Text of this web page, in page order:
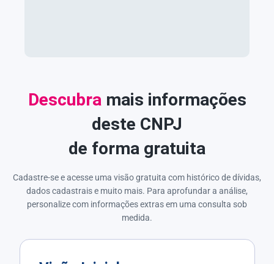
Descubramais informações
deste CNPJ
de forma gratuita
Cadastre-se e acesse uma visão gratuita com histórico de dívidas,
dados cadastrais e muito mais. Para aprofundar a análise,
personalize com informações extras em uma consulta sob
medida.